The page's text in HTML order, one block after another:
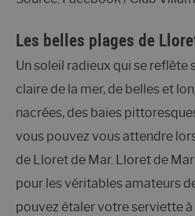
Les belles plages de
Un soleil radieux qui se reflète
claire de la mer, de belles et
nacrées, des baies
vous pouvez vous attendre
de Lloret de Mar. Lloret de
pour les véritables amateurs
pouvez étaler votre serviette